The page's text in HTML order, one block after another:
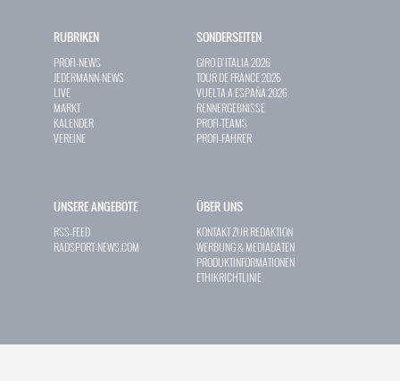
RUBRIKEN
PROFI-NEWS
JEDERMANN-NEWS
LIVE
MARKT
KALENDER
VEREINE
SONDERSEITEN
GIRO D`ITALIA 2026
TOUR DE FRANCE 2026
VUELTA A ESPAÑA 2026
RENNERGEBNISSE
PROFI-TEAMS
PROFI-FAHRER
UNSERE ANGEBOTE
RSS-FEED
RADSPORT-NEWS.COM
ÜBER UNS
KONTAKT ZUR REDAKTION
WERBUNG & MEDIADATEN
PRODUKTINFORMATIONEN
ETHIKRICHTLINIE